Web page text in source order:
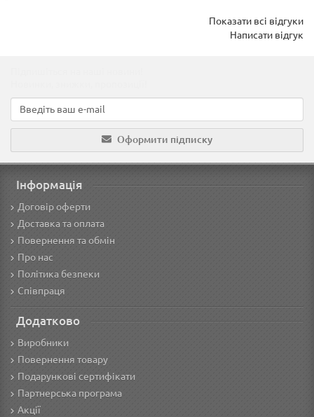
Показати всі відгуки
Написати відгук
Оформити підписку
Інформація
Договір оферти
Доставка та оплата
Повернення та обмін
Про нас
Політика безпеки
Співпраця
Додатково
Виробники
Повернення товару
Подарункові сертифікати
Партнерська програма
Акції